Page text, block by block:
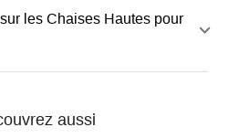
les Chaises Hautes pour
aussi